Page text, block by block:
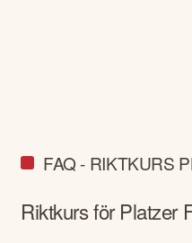
FAQ - RIKTKURS
Riktkurs förPlatzer